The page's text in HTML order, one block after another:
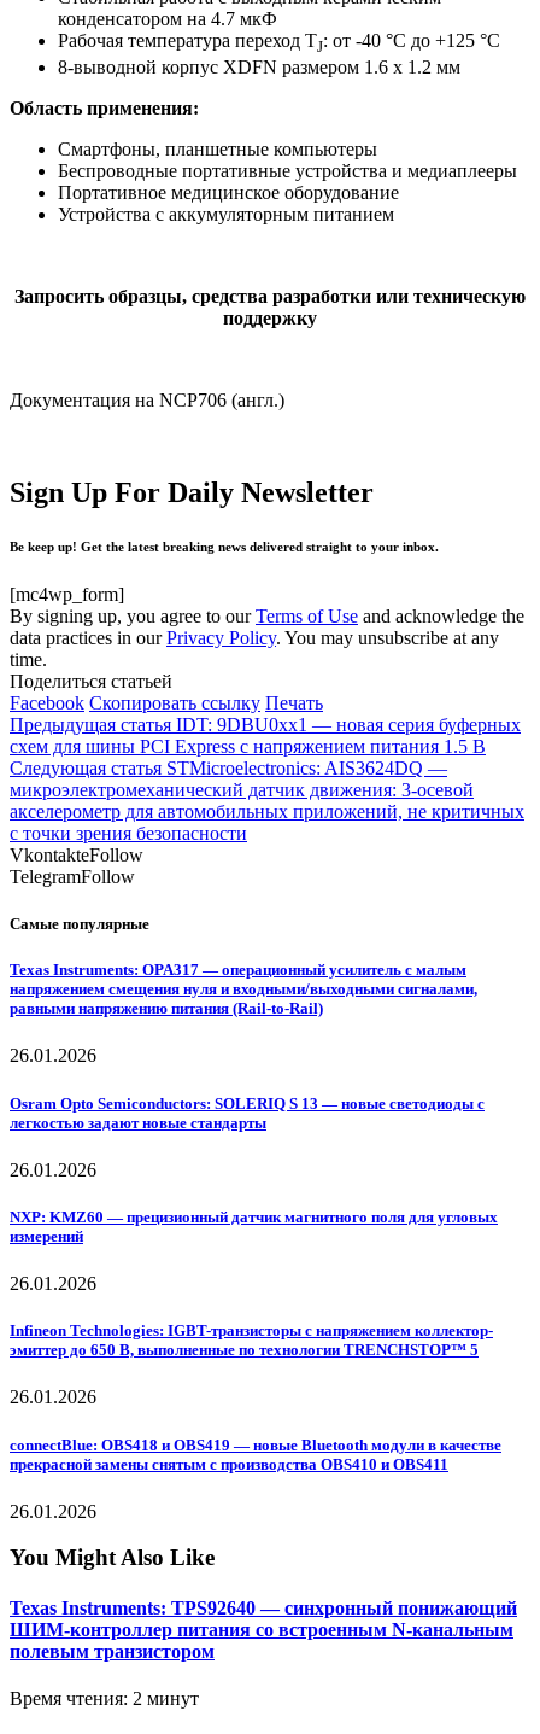
конденсатором на 4.7 мкФ
Рабочая температура переход TJ: от -40 °C до +125 °C
8-выводной корпус XDFN размером 1.6 х 1.2 мм
Область применения:
Смартфоны, планшетные компьютеры
Беспроводные портативные устройства и медиаплееры
Портативное медицинское оборудование
Устройства с аккумуляторным питанием
Запросить образцы, средства разработки или техническую
поддержку
Документация на NCP706 (англ.)
Sign Up For Daily Newsletter
Be keep up! Get the latest breaking news delivered straight to your inbox.
[mc4wp_form]
By signing up, you agree to ourTerms of Use and acknowledge the
data practices in ourPrivacy Policy. You may unsubscribe at any
time.
Поделиться статьей
Facebook Скопировать ссылку Печать
Предыдущая статья IDT: 9DBU0xx1 — новая серия буферных
схем для шины PCI Express с напряжением питания 1.5 В
Следующая статья STMicroelectronics: AIS3624DQ —
микроэлектромеханический датчик движения: 3-осевой
акселерометр для автомобильных приложений, не критичных
с точки зрения безопасности
VkontakteFollow
TelegramFollow
Самые популярные
Texas Instruments: OPA317 — операционный усилитель с малым
напряжением смещения нуля и входными/выходными сигналами,
равными напряжению питания (Rail-to-Rail)
26.01.2026
Osram Opto Semiconductors: SOLERIQ S 13 — новые светодиоды с
легкостью задают новые стандарты
26.01.2026
NXP: KMZ60 — прецизионный датчик магнитного поля для угловых
измерений
26.01.2026
Infineon Technologies: IGBT-транзисторы с напряжением коллектор-
эмиттер до 650 В, выполненные по технологии TRENCHSTOP™ 5
26.01.2026
connectBlue: OBS418 и OBS419 — новые Bluetooth модули в качестве
прекрасной замены снятым с производства OBS410 и OBS411
26.01.2026
You Might Also Like
Texas Instruments: TPS92640 — синхронный понижающий
ШИМ-контроллер питания со встроенным N-канальным
полевым транзистором
Время чтения: 2 минут